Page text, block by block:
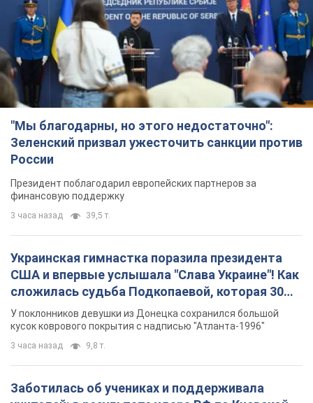
"Мы благодарны, но этого недостаточно":
Зеленский призвал ужесточить санкции против
России
Президент поблагодарил европейских партнеров за
финансовую поддержку
3 часа назад 39,5 т.
Украинская гимнастка поразила президента
США и впервые услышала "Слава Украине"! Как
сложилась судьба Подкопаевой, которая 30
лет назад завоевала "золото" Олимпиады
У поклонников девушки из Донецка сохранился большой
кусок коврового покрытия с надписью "Атланта-1996"
3 часа назад 9,8 т.
Заботилась об учениках и поддерживала